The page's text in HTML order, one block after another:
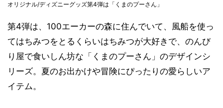
オリジナル/ディズニーグッズ第4弾は「くまのプーさん」
第4弾は、100エーカーの森に住んでいて、風船を使っ
てはちみつをとるくらいはちみつが大好きで、のんび
り屋で食いしん坊な「くまのプーさん」のデザインシ
リーズ。夏のお出かけや冒険にぴったりの愛らしいア
イテム。